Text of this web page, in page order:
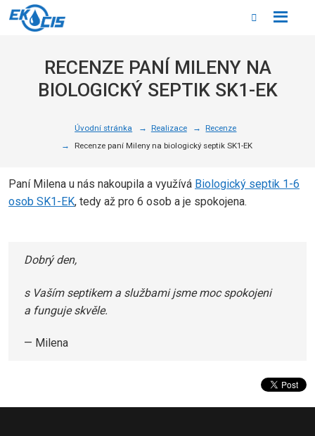
RECENZE PANÍ MILENY NA
BIOLOGICKÝ SEPTIK SK1-EK
Úvodní stránka Realizace
Recenze
Recenze paní Mileny na biologický septik SK1-EK
Paní Milena u nás nakoupila a využívá Biologický septik 1-6
osob SK1-EK, tedy až pro 6 osob a je spokojena.
Dobrý den,
s Vaším septikem a službami jsme moc spokojeni
a funguje skvěle.
Milena